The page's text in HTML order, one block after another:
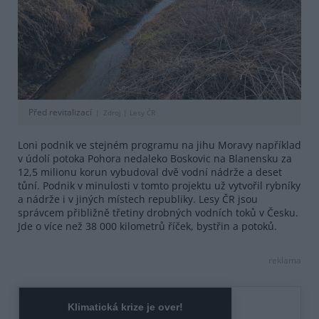
Před revitalizací Zdroj | Lesy ČR
Loni podnik ve stejném programu na jihu Moravy například
v údolí potoka Pohora nedaleko Boskovic na Blanensku za
12,5 milionu korun vybudoval dvě vodní nádrže a deset
tůní. Podnik v minulosti v tomto projektu už vytvořil rybníky
a nádrže i v jiných místech republiky. Lesy ČR jsou
správcem přibližně třetiny drobných vodních toků v Česku.
Jde o více než 38 000 kilometrů říček, bystřin a potoků.
reklama